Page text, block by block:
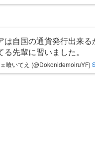
は自国の通貨発行出来
る先輩に習いました。
喰いてえ (@DokonidemoiruYF)